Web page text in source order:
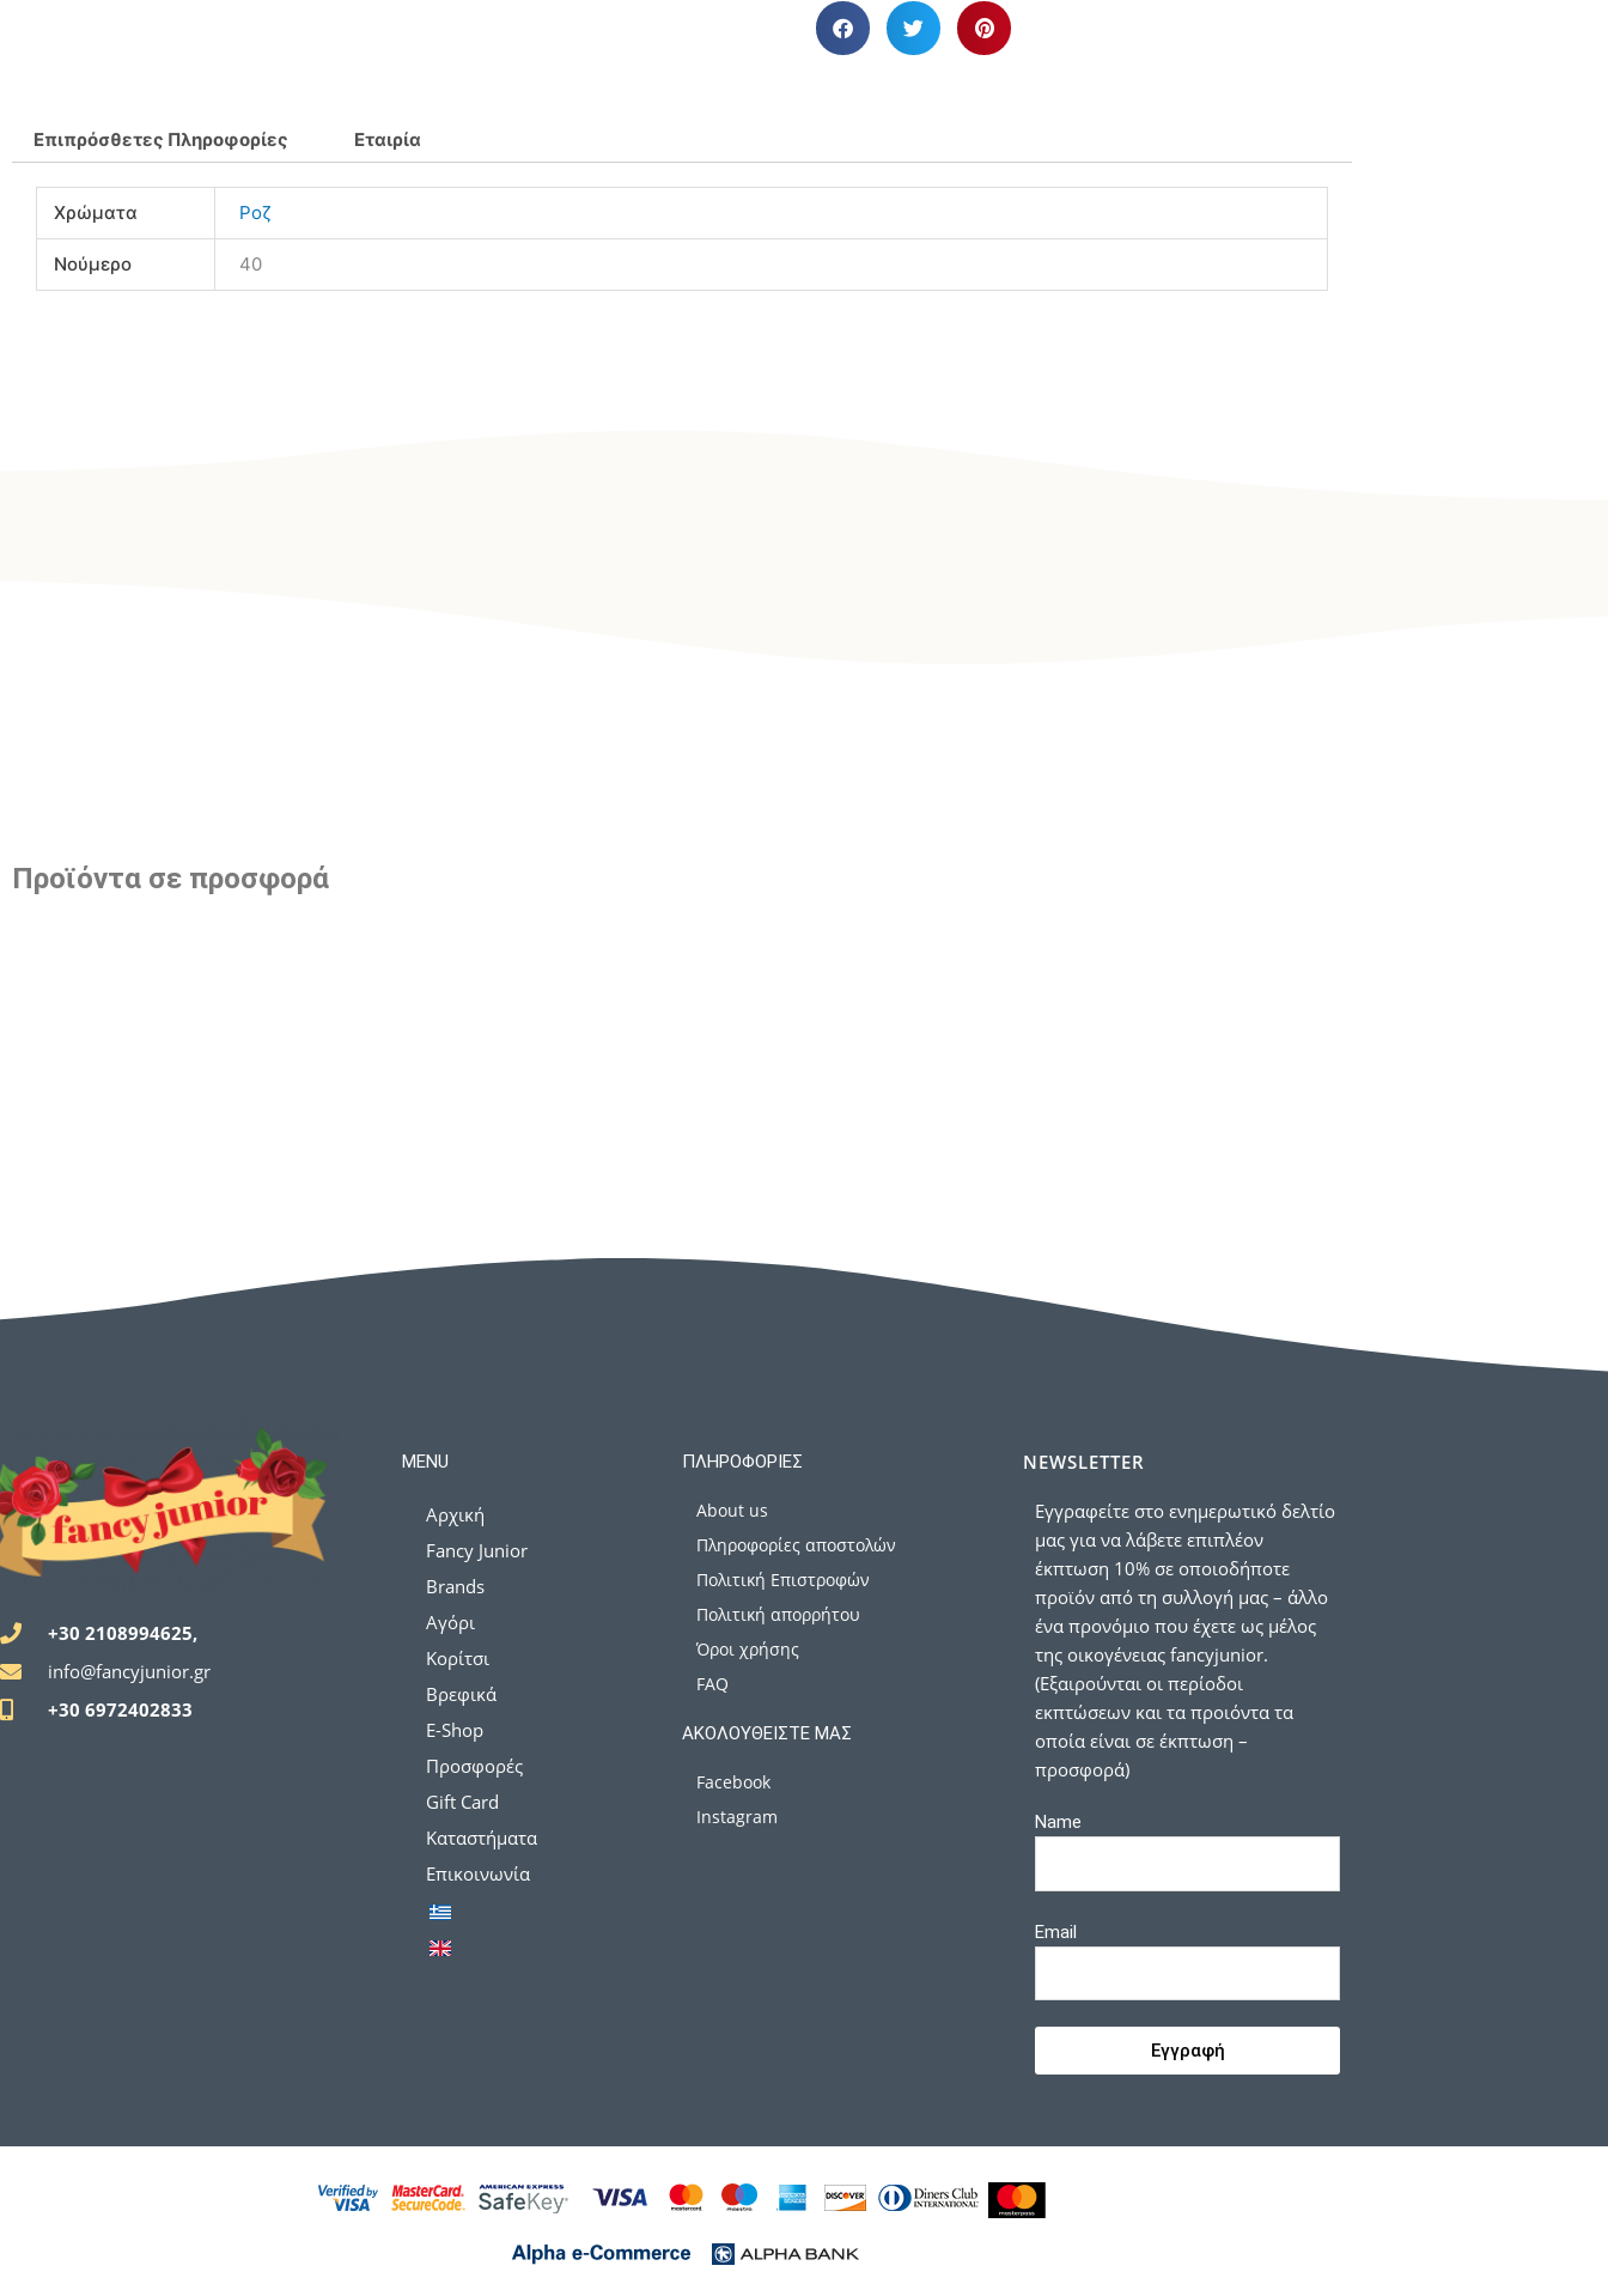
Επιπρόσθετες Πληροφορίες Εταιρία
Χρώματα Ροζ
Νούμερο 40
Προϊόντα σε προσφορά
+30 2108994625,
info@fancyjunior.gr
+30 6972402833
MENU
Αρχική
Fancy Junior
Brands
Αγόρι
Κορίτσι
Βρεφικά
E-Shop
Προσφορές
Gift Card
Καταστήματα
Επικοινωνία
ΠΛΗΡΟΦΟΡΊΕΣ
About us
Πληροφορίες αποστολών
Πολιτική Επιστροφών
Πολιτική απορρήτου
Όροι χρήσης
FAQ
ΑΚΟΛΟΥΘΕΊΣΤΕ ΜΑΣ
Facebook
Instagram
NEWSLETTER
Εγγραφείτε στο ενημερωτικό δελτίο
μας για να λάβετε επιπλέον
έκπτωση 10% σε οποιοδήποτε
προϊόν από τη συλλογή μας – άλλο
ένα προνόμιο που έχετε ως μέλος
της οικογένειας fancyjunior.
(Εξαιρούνται οι περίοδοι
εκπτώσεων και τα προιόντα τα
οποία είναι σε έκπτωση –
προσφορά)
Name
Email
Εγγραφή